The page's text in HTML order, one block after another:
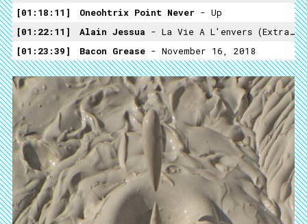
01:18:11
Oneohtrix Point Never - Up
01:22:11
Alain Jessua - La Vie A L'envers (extrait)
01:23:39
Bacon Grease - November 16, 2018